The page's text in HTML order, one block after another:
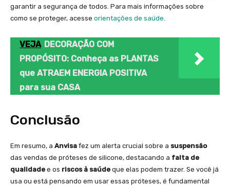
garantir a segurança de todos. Para mais informações sobre
como se proteger, acesse orientações de saúde.
VEJA DECORAÇÃO COM
PROPÓSITO: Conheça as PLANTAS
que ATRAEM ENERGIA POSITIVA
para sua CASA
Conclusão
Em resumo, a Anvisa fez um alerta crucial sobre a suspensão
das vendas de próteses de silicone, destacando a falta de
qualidade e os riscos à saúde que elas podem trazer. Se você já
usa ou está pensando em usar essas próteses, é fundamental